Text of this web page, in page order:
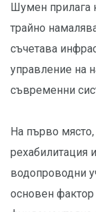
Шумен прилага
трайно
съчетава
управление на
съвременни
На първо
рехабилитация
водопроводни
основен фактор